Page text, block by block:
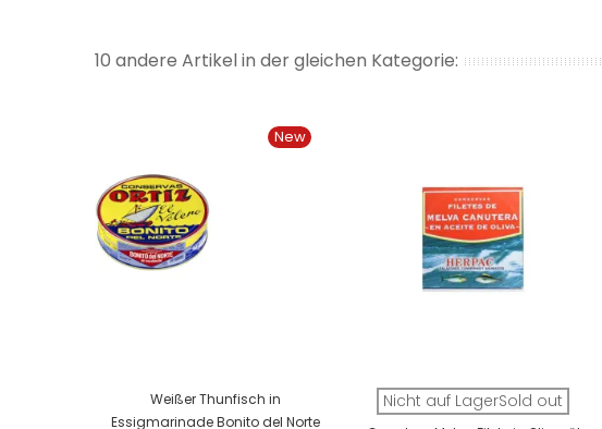
10 andere Artikel in der gleichen Kategorie:
New
In Den Warenkorb
Weißer Thunfisch in
Essigmarinade Bonito del Norte
Nicht auf LagerSold out